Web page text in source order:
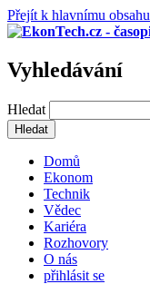
Přejít k hlavnímu obsahu
Vyhledávání
Hledat
Domů
Ekonom
Technik
Vědec
Kariéra
Rozhovory
O nás
přihlásit se